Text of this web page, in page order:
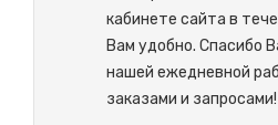
кабинете сайта в
Вам удобно. Спасибо
нашей ежедневной
заказами и запросами!